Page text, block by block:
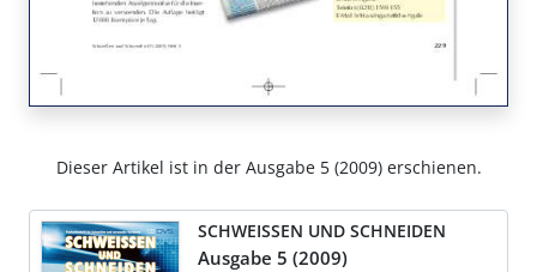
Dieser Artikel ist in der Ausgabe 5 (2009) erschienen.
SCHWEISSEN UND SCHNEIDEN
Ausgabe 5 (2009)